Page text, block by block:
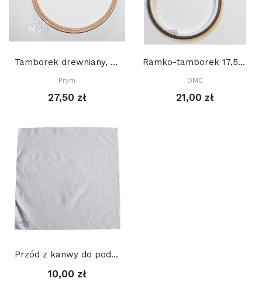
Tamborek drewniany, PRYM 22 cm
Prym
27,50 zł
Ramko-tamborek 17,5 cm, OKRĄGŁY, IMITACJA DREWNA
DMC
21,00 zł
Przód z kanwy do poduszki - BIAŁY
10,00 zł